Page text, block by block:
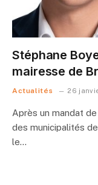
Stéphane
mairesse de
Actualités 26
Après un mandat
des municipalités
le…